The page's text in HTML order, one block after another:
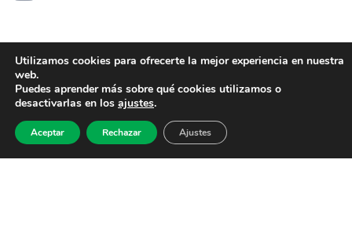
Utilizamos cookies para ofrecerte la mejor experiencia en nuestra
web.
Puedes aprender más sobre qué cookies utilizamos o
desactivarlas en los ajustes.
Aceptar Rechazar Ajustes